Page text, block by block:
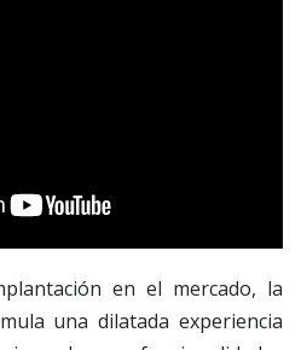
en el mercado, la
una dilatada experiencia